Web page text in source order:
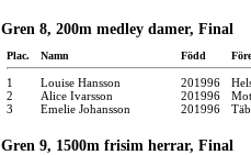
Gren 8, 200m medley damer, Final
Plac. Namn Född
1 Louise Hansson 201996
2
Alice Ivarsson 201996
3
Emelie Johansson 201996
Gren 9, 1500m frisim herrar, Final